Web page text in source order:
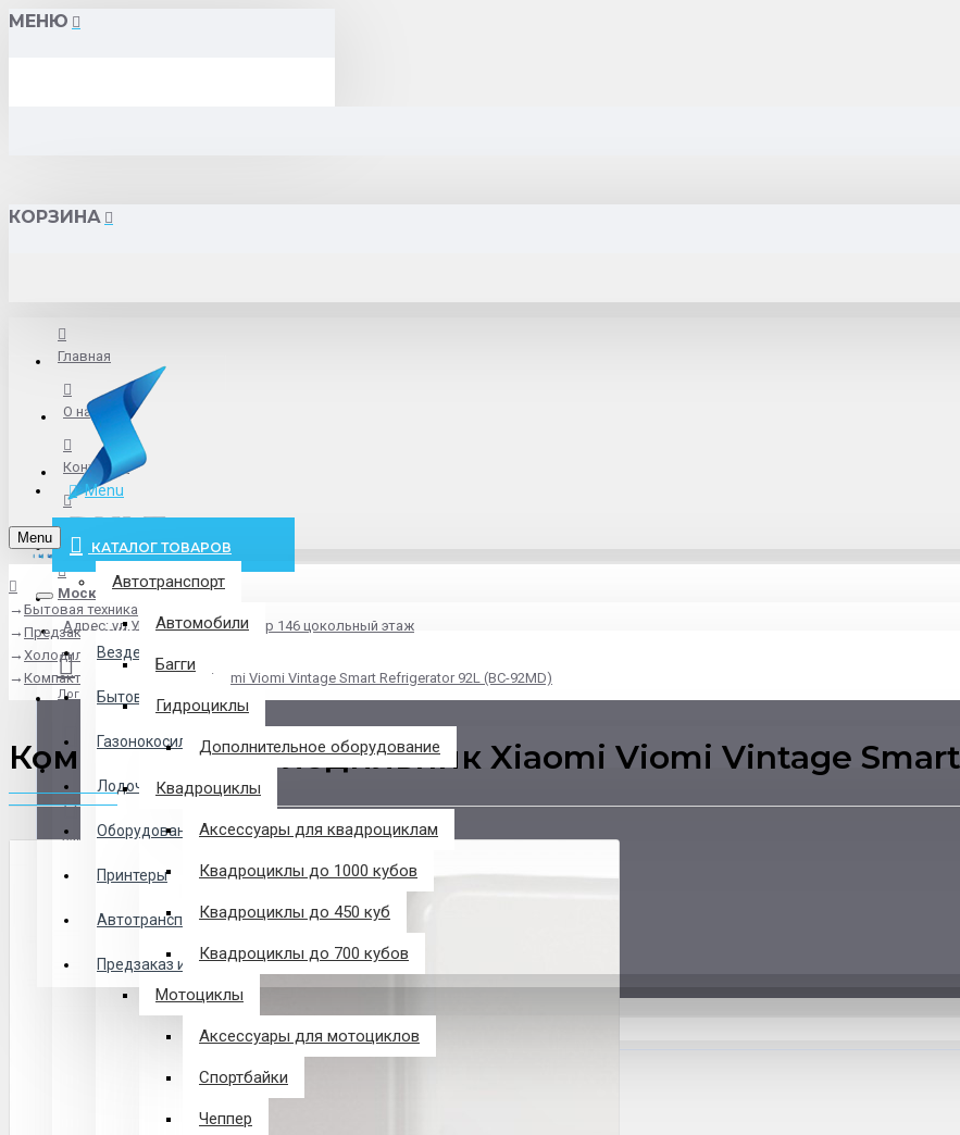
МЕНЮ
КОРЗИНА
Главная
О нас
Контакты
info@pxlt.ru
Москва
Адрес: ул.Угрешская дом 2, стр 146 цокольный этаж
Везде
Везде
Бытовая техника
Газонокосилки
Лодочные Моторы
Оборудование
Принтеры
Автотранспорт
Предзаказ из Китая
Логин
Регистрация
Закладки
0 товар(ов) - 0 р.
Menu
КАТАЛОГ ТОВАРОВ
Автотранспорт
Автомобили
Багги
Гидроциклы
Дополнительное оборудование
Квадроциклы
Аксессуары для квадроциклам
Квадроциклы до 1000 кубов
Квадроциклы до 450 куб
Квадроциклы до 700 кубов
Мотоциклы
Аксессуары для мотоциклов
Спортбайки
Чеппер
Menu
Бытовая техника
Предзаказ из Китая
Холодильники
Компактный холодильник Xiaomi Viomi Vintage Smart Refrigerator 92L (BC-92MD)
Компактный холодильник Xiaomi Viomi Vintage